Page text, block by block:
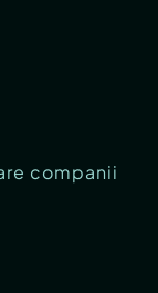
companii